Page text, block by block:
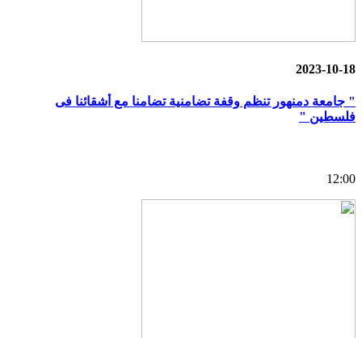
2023-10-18
" جامعة دمنهور تنظم وقفة تضامنية تضامنا مع أشقائنا فى
فلسطين "
12:00